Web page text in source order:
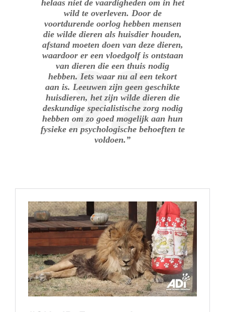
helaas niet de vaardigheden om in het
wild te overleven. Door de
voortdurende oorlog hebben mensen
die wilde dieren als huisdier houden,
afstand moeten doen van deze dieren,
waardoor er een vloedgolf is ontstaan
van dieren die een thuis nodig
hebben. Iets waar nu al een tekort
aan is. Leeuwen zijn geen geschikte
huisdieren, het zijn wilde dieren die
deskundige specialistische zorg nodig
hebben om zo goed mogelijk aan hun
fysieke en psychologische behoeften te
voldoen.”